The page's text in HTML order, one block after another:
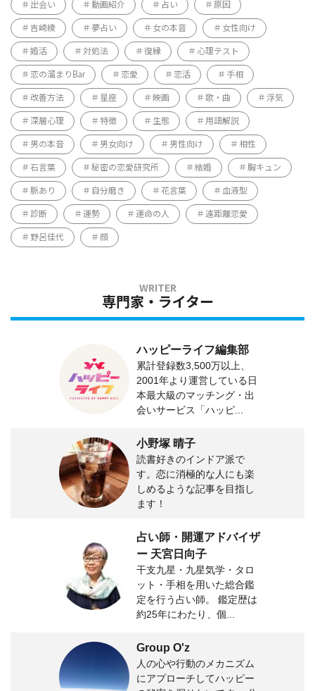
出会い 動画紹介 占い 原因
吉崎綾 夢占い 女の本音 女性向け
婚活 対処法 復縁 心理テスト
恋の溜まりBar 恋愛 恋活 手相
改善方法 星座 映画 歌・曲 浮気
深層心理 特徴 生態 用語解説
男の本音 男女向け 男性向け 相性
石言葉 秘密の恋愛研究所 結婚 胸キュン
脈あり 自分磨き 花言葉 血液型
診断 運勢 運命の人 遠距離恋愛
野呂佳代 顔
専門家・ライター
ハッピーライフ編集部
累計登録数3,500万以上、
2001年より運営している日
本最大級のマッチング・出
会いサービス「ハッピ...
小野塚 晴子
読書好きのインドア派で
す。恋に消極的な人にも楽
しめるような記事を目指し
ます！
占い師・開運アドバイザ
ー 天宮日向子
干支九星・九星気学・タロ
ット・手相を用いた総合鑑
定を行う占い師。 鑑定歴は
約25年にわたり、個...
Group O'z
人の心や行動のメカニズム
にアプローチしてハッピー